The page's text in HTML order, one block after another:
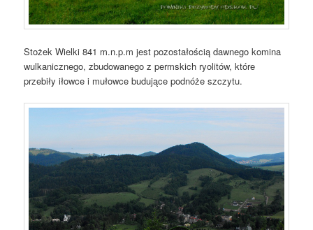
Stożek Wielki 841 m.n.p.m jest pozostałością dawnego komina
wulkanicznego, zbudowanego z permskich ryolitów, które
przebiły iłowce i mułowce budujące podnóże szczytu.